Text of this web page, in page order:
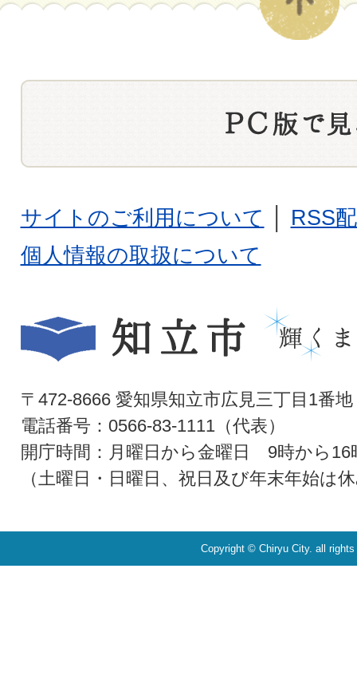
サイトのご利用について
RSS
個人情報の取扱について
〒472-8666 愛知県知立市広見三丁目1番地
電話番号：0566-83-1111（代表）
開庁時間：月曜日から金曜日 9時から16
（土曜日・日曜日、祝日及び年末年始は
Copyright © Chiryu City. all rights